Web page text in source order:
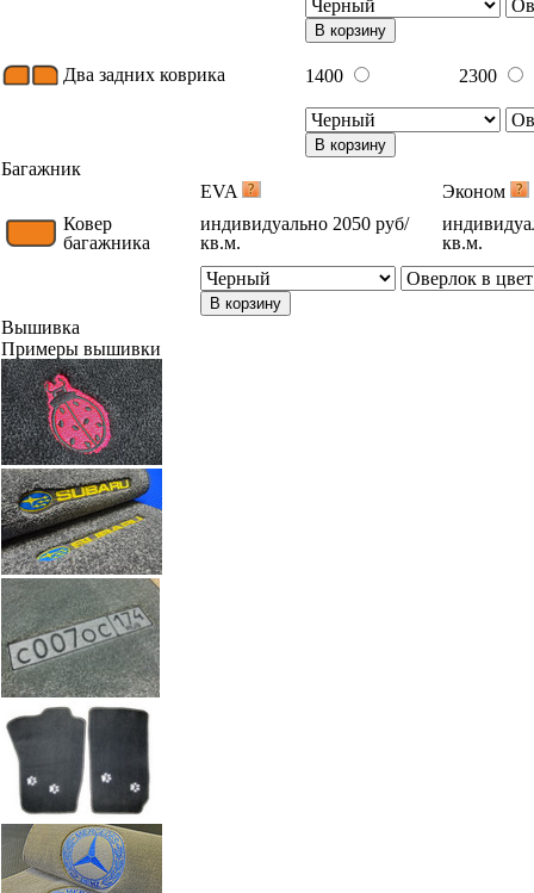
В корзину
Два задних коврика 1400 2300
В корзину
Багажник
EVA
Эконом
Ковер
багажника
индивидуально 2050 руб/
кв.м.
кв.м.
В корзину
Вышивка
Примеры вышивки